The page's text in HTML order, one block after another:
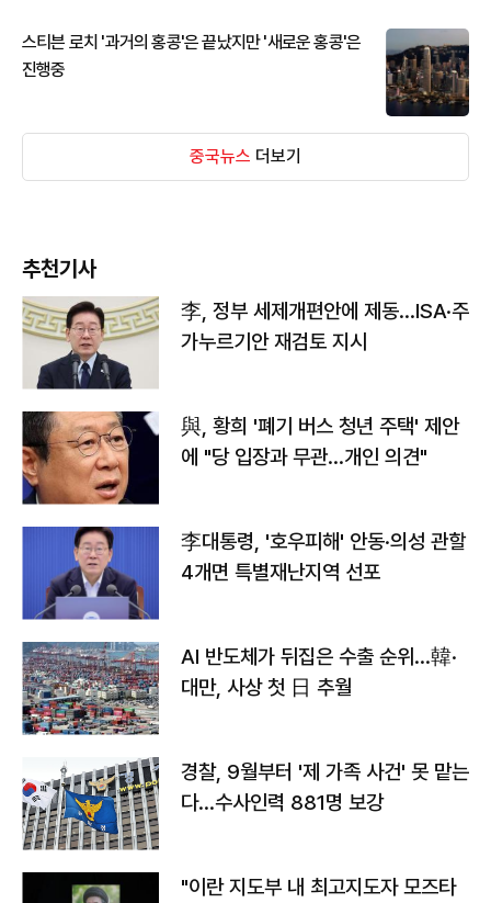
스티븐 로치 '과거의 홍콩'은 끝났지만 '새로운 홍콩'은
진행중
중국뉴스 더보기
추천기사
李, 정부 세제개편안에 제동…ISA·주
가누르기안 재검토 지시
與, 황희 '폐기 버스 청년 주택' 제안
에 "당 입장과 무관…개인 의견"
李대통령, '호우피해' 안동·의성 관할
4개면 특별재난지역 선포
AI 반도체가 뒤집은 수출 순위…韓·
대만, 사상 첫 日 추월
경찰, 9월부터 '제 가족 사건' 못 맡는
다…수사인력 881명 보강
"이란 지도부 내 최고지도자 모즈타